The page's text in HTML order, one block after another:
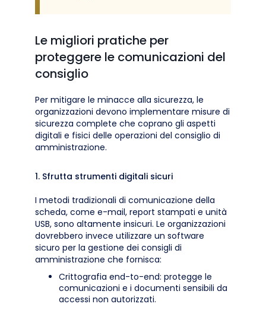
Le migliori pratiche per
proteggere le comunicazioni del
consiglio
Per mitigare le minacce alla sicurezza, le
organizzazioni devono implementare misure di
sicurezza complete che coprano gli aspetti
digitali e fisici delle operazioni del consiglio di
amministrazione.
1. Sfrutta strumenti digitali sicuri
I metodi tradizionali di comunicazione della
scheda, come e-mail, report stampati e unità
USB, sono altamente insicuri. Le organizzazioni
dovrebbero invece utilizzare un software
sicuro per la gestione dei consigli di
amministrazione che fornisca:
Crittografia end-to-end: protegge le
comunicazioni e i documenti sensibili da
accessi non autorizzati.